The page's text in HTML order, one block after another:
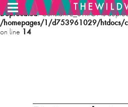
Deprecated: Constant E_STRICT is
/homepages/1/d753961029/htdocs/
on line 14